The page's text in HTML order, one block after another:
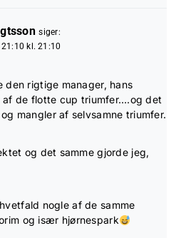
siger:
kl. 21:10
den rigtige manager, hans
af de flotte cup triumfer….og det
mangler af selvsamne triumfer.
og det samme gjorde jeg,
nogle af de samme
og især hjørnespark